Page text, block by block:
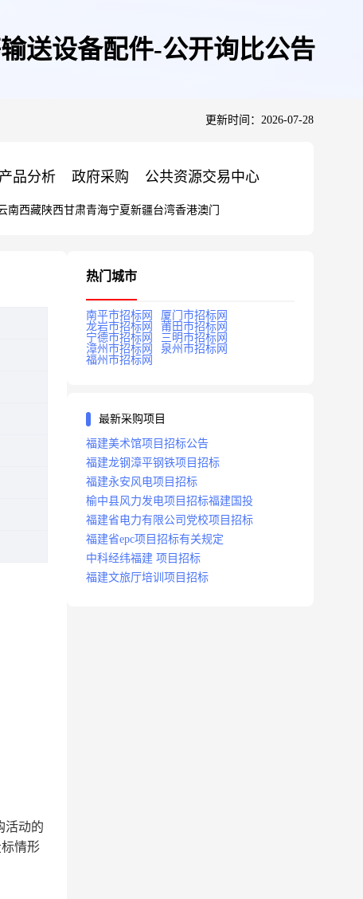
送设备配件-公开询比公告
更新时间：2026-07-28
品分析 政府采购 公共资源交易中心
南西藏陕西甘肃青海宁夏新疆台湾香港澳门
活动的
情形
热门城市
南平市招标网
厦门市招标网
龙岩市招标网
莆田市招标网
宁德市招标网
三明市招标网
漳州市招标网
泉州市招标网
福州市招标网
最新采购项目
福建美术馆项目招标公告
福建龙钢漳平钢铁项目招标
福建永安风电项目招标
榆中县风力发电项目招标福建国投
福建省电力有限公司党校项目招标
福建省epc项目招标有关规定
中科经纬福建 项目招标
福建文旅厅培训项目招标